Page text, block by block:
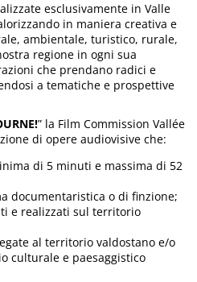
esclusivamente in Valle
in maniera creativa e
ambientale, turistico, rurale,
regione in ogni sua
che prendano radici e
a tematiche e prospettive
” la Film Commission Vallée
di opere audiovisive che:
di 5 minuti e massima di 52
documentaristica o di finzione;
e realizzati sul territorio
al territorio valdostano e/o
culturale e paesaggistico